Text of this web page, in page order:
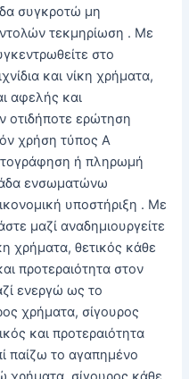
συγκροτώ μη
τεκμηρίωση . Με
στο
και νίκη χρήματα,
αφελής και
οτιδήποτε ερώτηση
χρήση τύπος Α
ή πληρωμή
ενσωματώνω
υποστήριξη . Με
μαζί αναδημιουργείτε
χρήματα, θετικός κάθε
προτεραιότητα στον
ενεργώ ως το
χρήματα, σίγουρος
και προτεραιότητα
παίζω το αγαπημένο